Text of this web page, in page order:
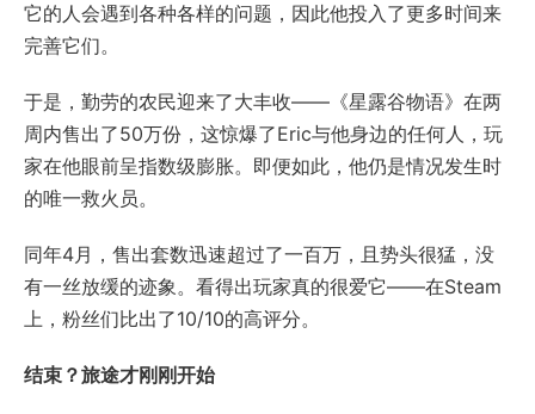
它的人会遇到各种各样的问题，因此他投入了更多时间来
完善它们。
于是，勤劳的农民迎来了大丰收——《星露谷物语》在两
周内售出了50万份，这惊爆了Eric与他身边的任何人，玩
家在他眼前呈指数级膨胀。即便如此，他仍是情况发生时
的唯一救火员。
同年4月，售出套数迅速超过了一百万，且势头很猛，没
有一丝放缓的迹象。看得出玩家真的很爱它——在Steam
上，粉丝们比出了10/10的高评分。
结束？旅途才刚刚开始